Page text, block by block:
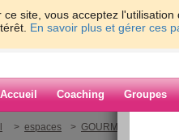
site, vous acceptez
En savoir plus et gérer ces
Accueil Coaching Groupes
> espaces > GOURMANDE44 >